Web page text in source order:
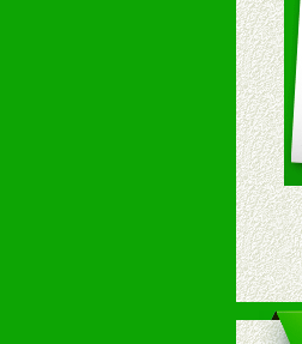
场武
2、
3、
4、
5、
6、
7、
十、
1、
2、
3、